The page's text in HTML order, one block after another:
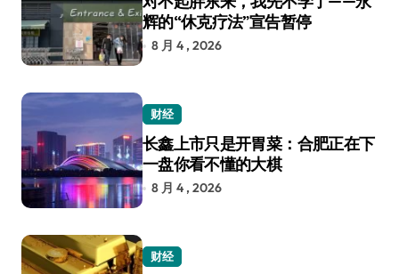
辉的“休克疗法”宣告暂停
8 月 4 , 2026
财经
长鑫上市只是开胃菜：合肥正在下
一盘你看不懂的大棋
8 月 4 , 2026
财经